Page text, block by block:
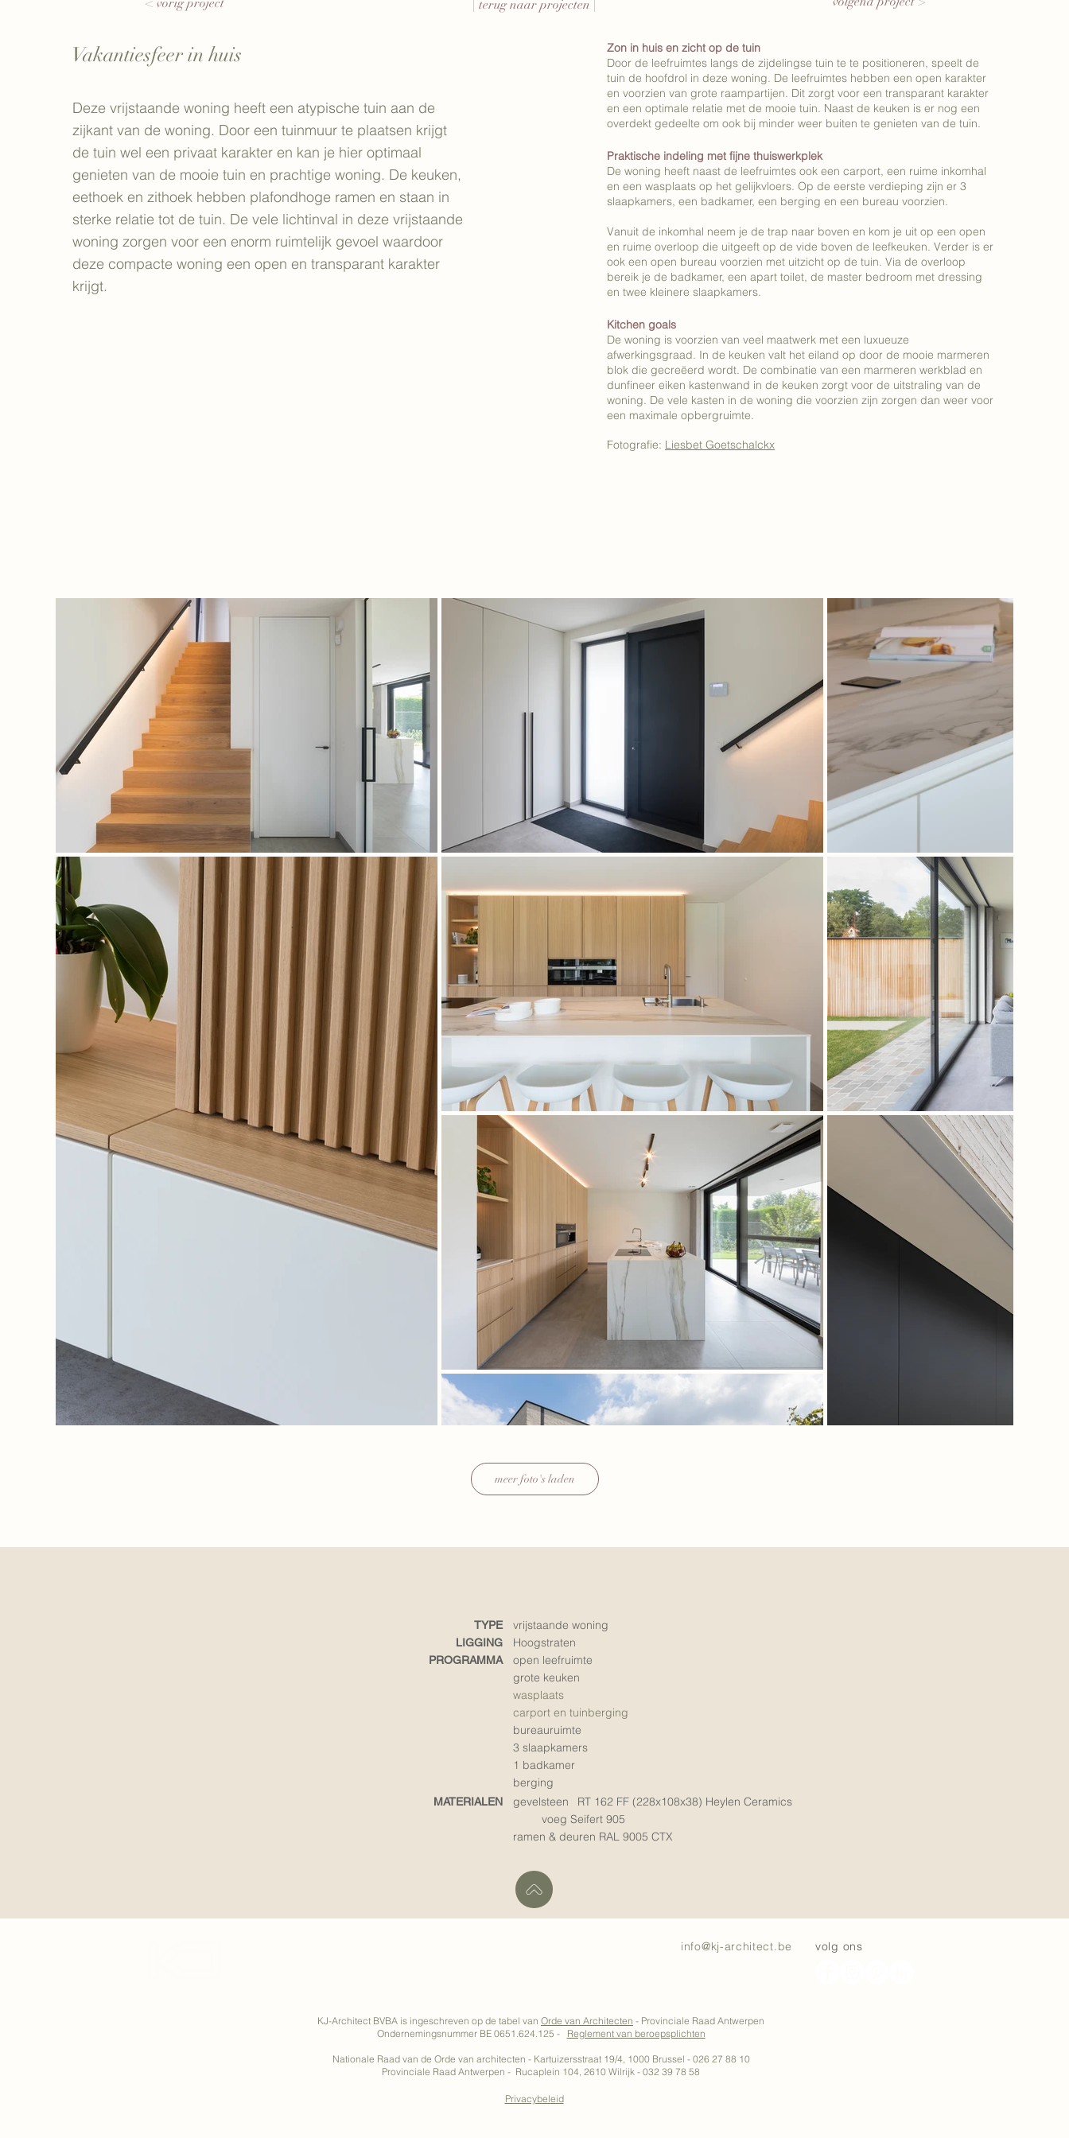
< vorig project
Vakantiesfeer in huis
Deze vrijstaande woning heeft een atypische tuin aan de
zijkant van de woning. Door een tuinmuur te plaatsen krijgt
de tuin wel een privaat karakter en kan je hier optimaal
genieten van de mooie tuin en prachtige woning. De keuken,
eethoek en zithoek hebben plafondhoge ramen en staan in
sterke relatie tot de tuin. De vele lichtinval in deze vrijstaande
woning zorgen voor een enorm ruimtelijk gevoel waardoor
deze compacte woning een open en transparant karakter
krijgt.
Zon in huis en zicht op de tuin
Door de leefruimtes langs de zijdelingse tuin te te positioneren, speelt de
tuin de hoofdrol in deze woning. De leefruimtes hebben een open karakter
en voorzien van grote raampartijen. Dit zorgt voor een transparant karakter
en een optimale relatie met de mooie tuin. Naast de keuken is er nog een
overdekt gedeelte om ook bij minder weer buiten te genieten van de tuin.
Praktische indeling met fijne thuiswerkplek
De woning heeft naast de leefruimtes ook een carport, een ruime inkomhal
en een wasplaats op het gelijkvloers. Op de eerste verdieping zijn er 3
slaapkamers, een badkamer, een berging en een bureau voorzien.
Vanuit de inkomhal neem je de trap naar boven en kom je uit op een open
en ruime overloop die uitgeeft op de vide boven de leefkeuken. Verder is er
ook een open bureau voorzien met uitzicht op de tuin. Via de overloop
bereik je de badkamer, een apart toilet, de master bedroom met dressing
en twee kleinere slaapkamers.
Kitchen goals
De woning is voorzien van veel maatwerk met een luxueuze
afwerkingsgraad. In de keuken valt het eiland op door de mooie marmeren
blok die gecreëerd wordt. De combinatie van een marmeren werkblad en
dunfineer eiken kastenwand in de keuken zorgt voor de uitstraling van de
woning. De vele kasten in de woning die voorzien zijn zorgen dan weer voor
een maximale opbergruimte.
Fotografie: Liesbet Goetschalckx
| terug naar projecten |
meer foto's laden
TYPE
LIGGING
PROGRAMMA
MATERIALEN
vrijstaande woning
Hoogstraten
open leefruimte
grote keuken
wasplaats
carport en tuinberging
bureauruimte
3 slaapkamers
1 badkamer
berging
gevelsteen RT 162 FF (228x108x38) Heylen Ceramics
voeg Seifert 905
ramen & deuren RAL 9005 CTX
info@kj-architect.be volg ons
KJ-Architect BVBA is ingeschreven op de tabel van Orde van Architecten - Provinciale Raad Antwerpen
Ondernemingsnummer BE 0651.624.125 - Reglement van beroepsplichten
Nationale Raad van de Orde van architecten - Kartuizersstraat 19/4, 1000 Brussel - 026 27 88 10
Provinciale Raad Antwerpen - Rucaplein 104, 2610 Wilrijk - 032 39 78 58
Privacybeleid